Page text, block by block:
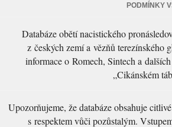
PODMÍNKY
Databáze obětí nacistického
z českých zemí a vězňů terezínského
informace o Romech, Sintech a
„Cikánském
Upozorňujeme, že databáze obsahuje
s respektem vůči pozůstalým.